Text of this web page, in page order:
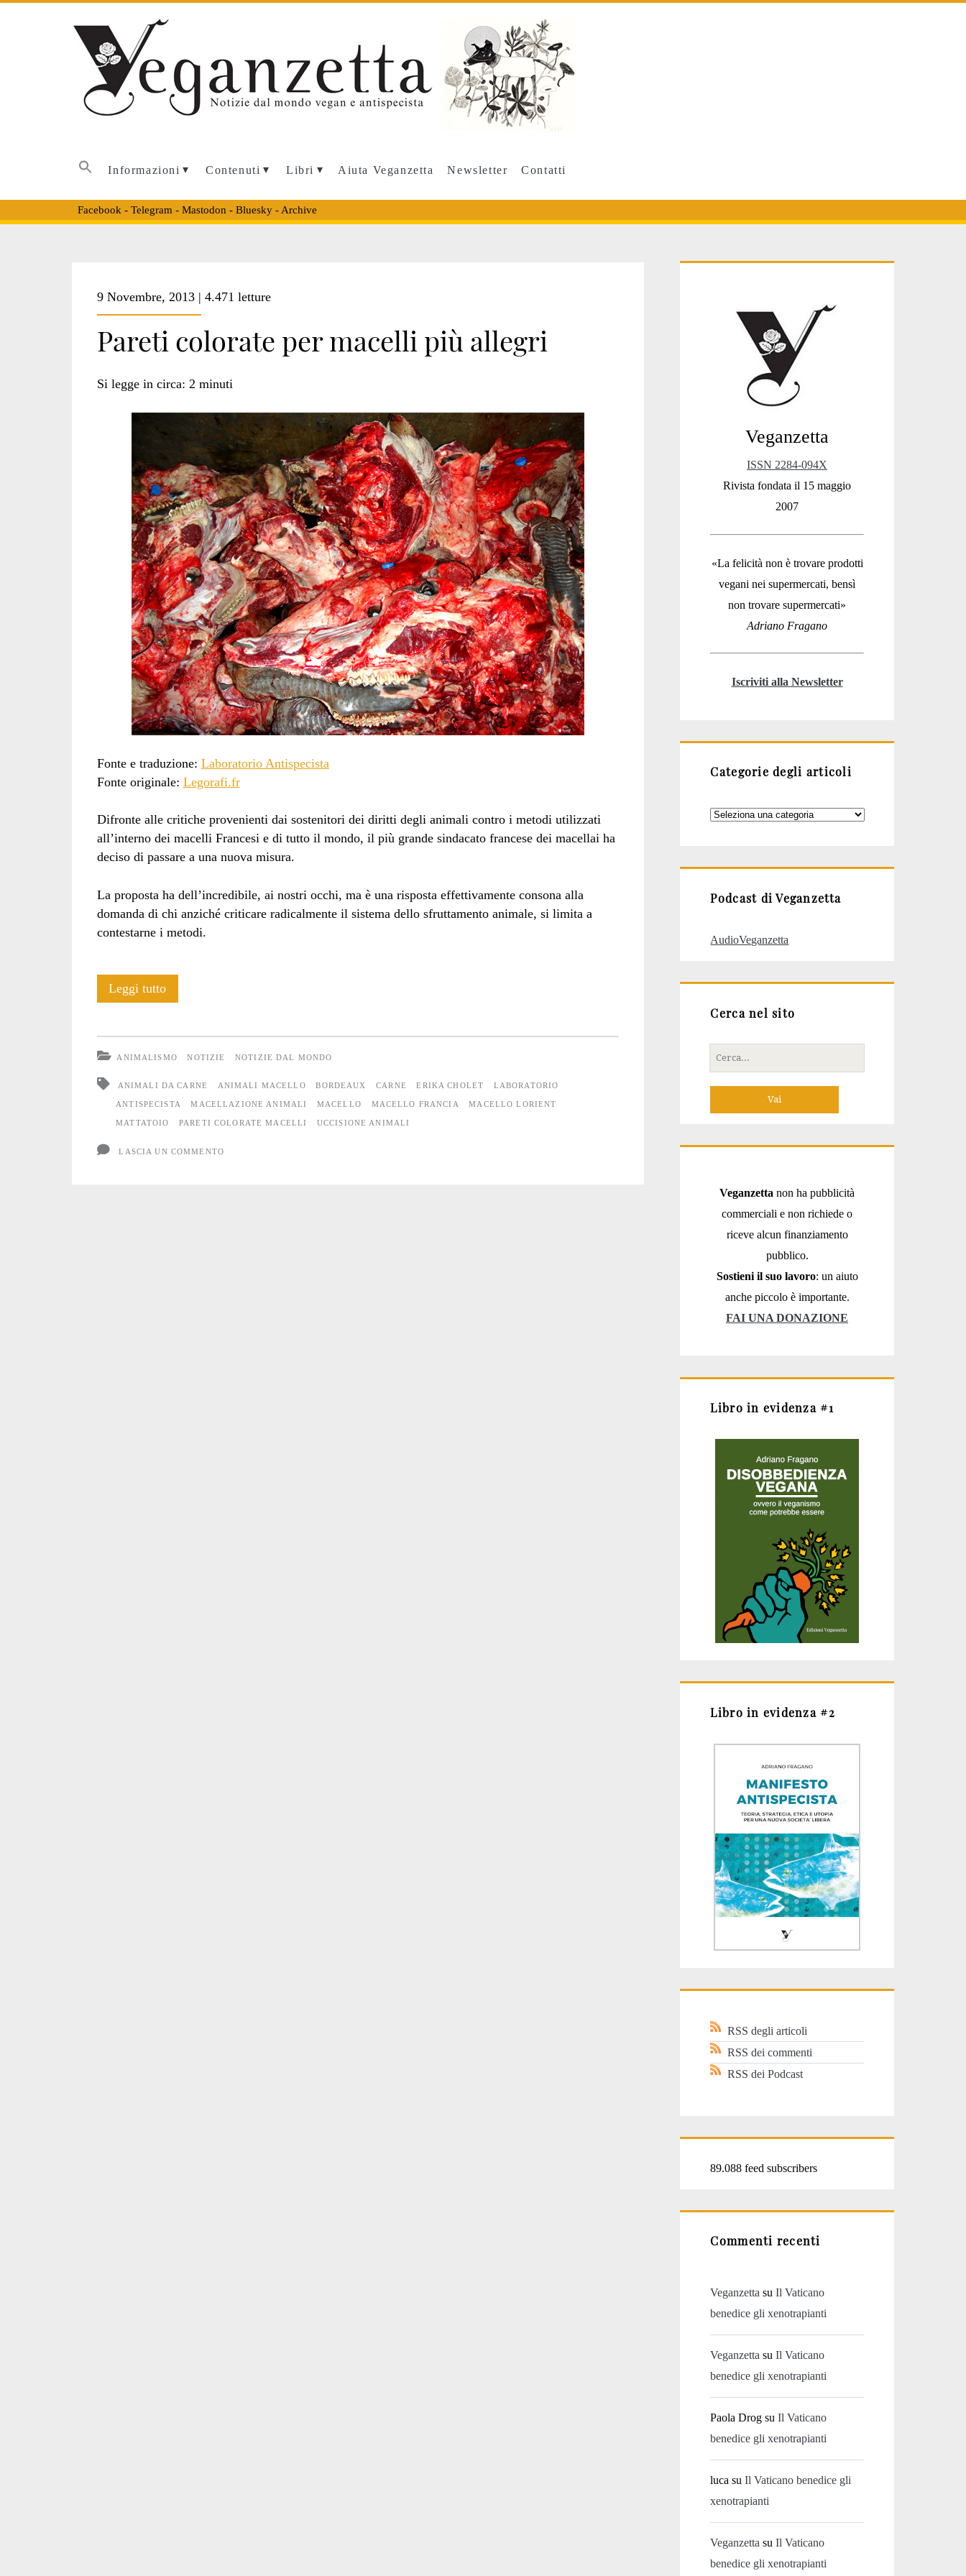
Informazioni Contenuti Libri Aiuta Veganzetta Newsletter Contatti
Facebook - Telegram - Mastodon - Bluesky- Archive
<span>pareti
colorate
macelli</span>
9 Novembre, 2013 | 4.471 letture
Pareti colorate per macelli più allegri
Si legge in circa: 2 minuti
Fonte e traduzione: Laboratorio Antispecista
Fonte originale: Legorafi.fr
Difronte alle critiche provenienti dai sostenitori dei diritti degli animali contro i metodi utilizzati
all’interno dei macelli Francesi e di tutto il mondo, il più grande sindacato francese dei macellai ha
deciso di passare a una nuova misura.
La proposta ha dell’incredibile, ai nostri occhi, ma è una risposta effettivamente consona alla
domanda di chi anziché criticare radicalmente il sistema dello sfruttamento animale, si limita a
contestarne i metodi.
Leggi tuttoPareti
più
allegri
ANIMALISMO NOTIZIE NOTIZIE DAL MONDO
ANIMALI DA CARNE ANIMALI MACELLO BORDEAUX CARNE ERIKA CHOLET LABORATORIO
ANTISPECISTA MACELLAZIONE ANIMALI MACELLO MACELLO FRANCIA MACELLO LORIENT
MATTATOIO PARETI COLORATE MACELLI UCCISIONE ANIMALI
LASCIA UN COMMENTO
Sidebar
Veganzetta
ISSN 2284-094X
Rivista fondata il 15 maggio
2007
«La felicità non è trovare prodotti
vegani nei supermercati, bensì
non trovare supermercati»
Adriano Fragano
Iscriviti alla Newsletter
Categorie degli articoli
Categorie
Podcast di Veganzetta
AudioVeganzetta
Cerca nel sito
Cerca
per:
Veganzetta non ha pubblicità
commerciali e non richiede o
riceve alcun finanziamento
pubblico.
Sostieni il suo lavoro: un aiuto
anche piccolo è importante.
FAI UNA DONAZIONE
Libro in evidenza #1
Libro in evidenza #2
RSS degli articoli
RSS dei commenti
RSS dei Podcast
89.088 feed subscribers
Commenti recenti
Veganzetta suIl Vaticano
benedice gli xenotrapianti
Veganzetta suIl Vaticano
benedice gli xenotrapianti
Paola Drog suIl Vaticano
benedice gli xenotrapianti
luca suIl Vaticano benedice gli
xenotrapianti
Veganzetta suIl Vaticano
benedice gli xenotrapianti